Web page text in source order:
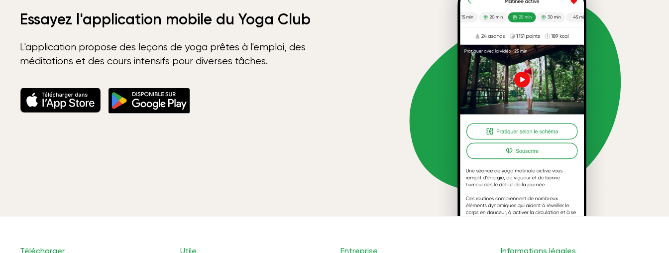
Essayez l'application mobile du Yoga Club
L'application propose des leçons de yoga prêtes à l'emploi, des
méditations et des cours intensifs pour diverses tâches.
Télécharger Utile Entreprise Informations légales